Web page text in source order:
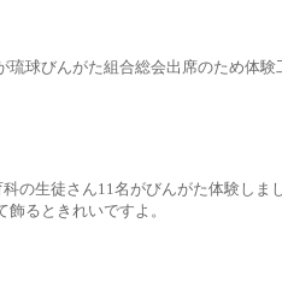
琉球びんがた組合総会出席のため体
の生徒さん11名がびんがた体験しま
るときれいですよ。